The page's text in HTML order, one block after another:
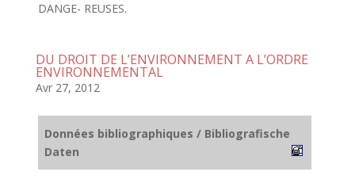
DANGE- REUSES.
DU DROIT DE L’ENVIRONNEMENT A L’ORDRE
ENVIRONNEMENTAL
Avr 27, 2012
Données bibliographiques / Bibliografische
Daten